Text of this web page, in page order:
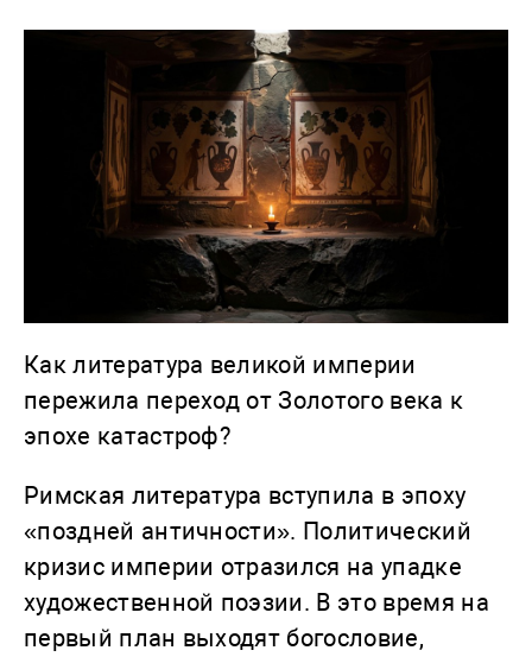
Как литература великой империи
пережила переход от Золотого века к
эпохе катастроф?
Римская литература вступила в эпоху
«поздней античности». Политический
кризис империи отразился на упадке
художественной поэзии. В это время на
первый план выходят богословие,